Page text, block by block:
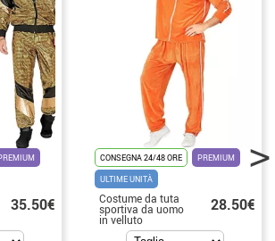
35.50€
CONSEGNA 24/48 ORE
PREMIUM
ULTIME UNITÀ
Costume da tuta
sportiva da uomo
in velluto
arancione anni
28.50€